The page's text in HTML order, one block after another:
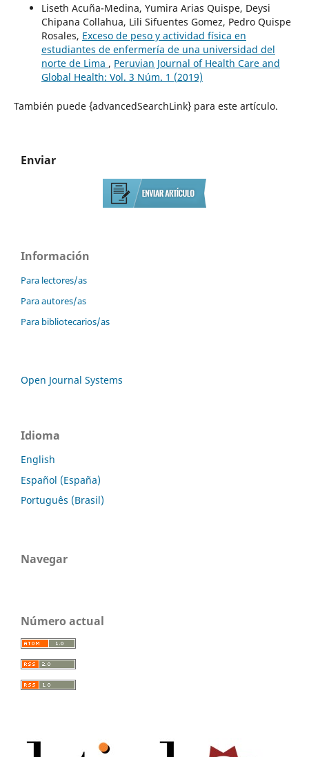
Liseth Acuña-Medina, Yumira Arias Quispe, Deysi
Chipana Collahua, Lili Sifuentes Gomez, Pedro Quispe
Rosales, Exceso de peso y actividad física en
estudiantes de enfermería de una universidad del
norte de Lima , Peruvian Journal of Health Care and
Global Health: Vol. 3 Núm. 1 (2019)
También puede {advancedSearchLink} para este artículo.
Enviar
Información
Para lectores/as
Para autores/as
Para bibliotecarios/as
Open Journal Systems
Idioma
English
Español (España)
Português (Brasil)
Navegar
Número actual